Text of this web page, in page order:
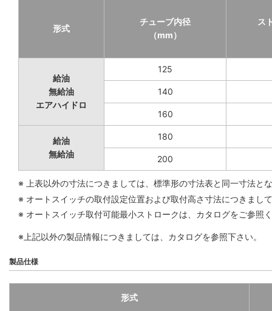
形式
チューブ内径
（mm）
ス
給油
無給油
エアハイドロ
125
140
160
給油
無給油
180
200
※ 上表以外の寸法につきましては、標準形の寸法表と同一寸法と
※ オートスイッチの取付設定位置および取付高さ寸法につきまし
※ オートスイッチ取付可能最小ストロークは、カタログをご参照
※上記以外の製品情報につきましては、カタログを参照下さい。
製品仕様
形式